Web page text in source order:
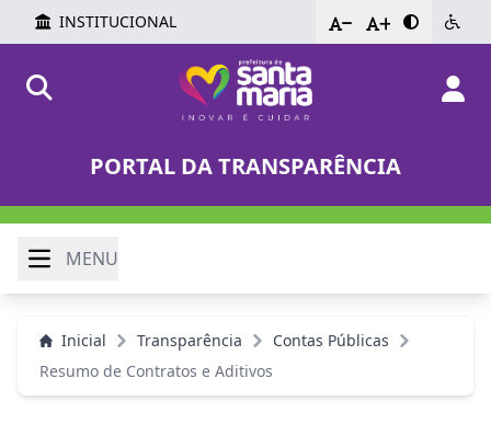
INSTITUCIONAL - +
PORTAL DA TRANSPARÊNCIA
MENU
Inicial Transparência
Contas Públicas
Resumo de Contratos e Aditivos